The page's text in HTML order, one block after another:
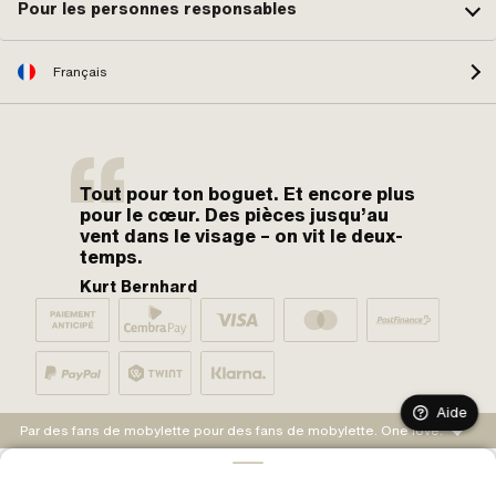
Pour les personnes responsables
Français
Tout pour ton boguet. Et encore plus
pour le cœur. Des pièces jusqu’au
vent dans le visage – on vit le deux-
temps.
Kurt Bernhard
Par des fans de mobylette pour des fans de mobylette. One love.
Aide